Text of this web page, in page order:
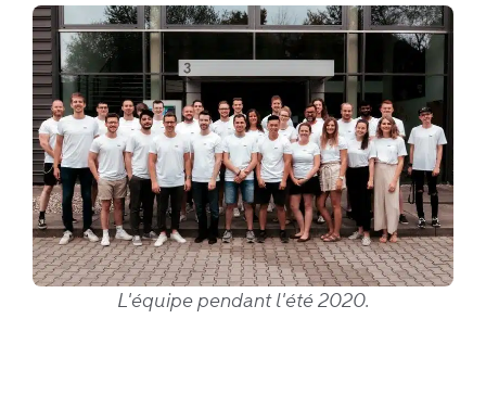
L'équipe pendant l'été 2020.